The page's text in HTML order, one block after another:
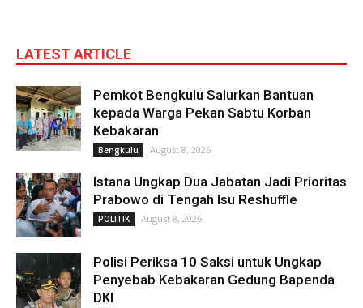
LATEST ARTICLE
Pemkot Bengkulu Salurkan Bantuan
kepada Warga Pekan Sabtu Korban
Kebakaran
Bengkulu August 8, 2026
Istana Ungkap Dua Jabatan Jadi Prioritas
Prabowo di Tengah Isu Reshuffle
POLITIK August 8, 2026
Polisi Periksa 10 Saksi untuk Ungkap
Penyebab Kebakaran Gedung Bapenda
DKI